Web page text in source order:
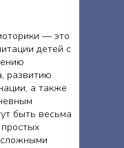
— это
детей с
развитию
а также
быть весьма